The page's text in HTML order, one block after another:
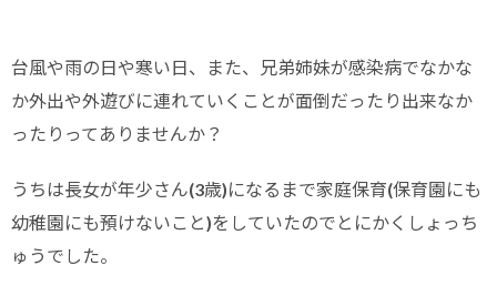
台風や雨の日や寒い日、また、兄弟姉妹が感染病でなかな
か外出や外遊びに連れていくことが面倒だったり出来なか
ったりってありませんか？
うちは長女が年少さん(3歳)になるまで家庭保育(保育園にも
幼稚園にも預けないこと)をしていたのでとにかくしょっち
ゅうでした。